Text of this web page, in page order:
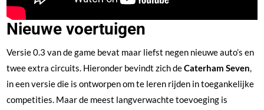
Nieuwe voertuigen
Versie 0.3 van de game bevat maar liefst negen nieuwe auto’s en
twee extra circuits. Hieronder bevindt zich deCaterham Seven,
in een versie die is ontworpen om te leren rijden in toegankelijke
competities. Maar de meest langverwachte toevoeging is